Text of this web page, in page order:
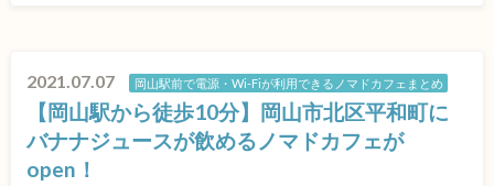
2021.07.07 岡山駅前で電源・Wi-Fiが利用できるノマドカフェまとめ
【岡山駅から徒歩10分】岡山市北区平和町に
バナナジュースが飲めるノマドカフェが
open！